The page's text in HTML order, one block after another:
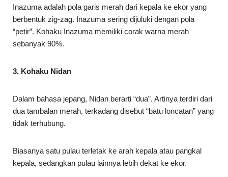
Inazuma adalah pola garis merah dari kepala ke ekor yang
berbentuk zig-zag. Inazuma sering dijuluki dengan pola
“petir”. Kohaku Inazuma memiliki corak warna merah
sebanyak 90%.
3. Kohaku Nidan
Dalam bahasa jepang, Nidan berarti “dua”. Artinya terdiri dari
dua tambalan merah, terkadang disebut “batu loncatan” yang
tidak terhubung.
Biasanya satu pulau terletak ke arah kepala atau pangkal
kepala, sedangkan pulau lainnya lebih dekat ke ekor.